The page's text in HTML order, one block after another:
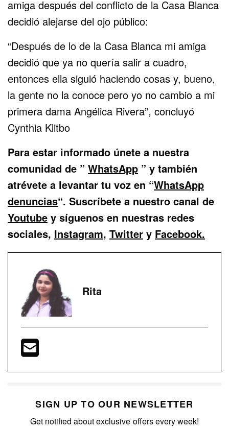
amiga después del conflicto de la Casa Blanca
decidió alejarse del ojo público:
“Después de lo de la Casa Blanca mi amiga
decidió que ya no quería salir a cuadro,
entonces ella siguió haciendo cosas y, bueno,
la gente no la conoce pero yo no cambio a mi
primera dama Angélica Rivera”, concluyó
Cynthia Klitbo
Para estar informado únete a nuestra
comunidad de ”WhatsApp ” y también
atrévete a levantar tu voz en “WhatsApp
denuncias“.Suscríbete a nuestro canal de
Youtube y síguenos en nuestras redes
sociales, Instagram,Twitter y Facebook.
Rita
SIGN UP TO OUR NEWSLETTER
Get notified about exclusive offers every week!